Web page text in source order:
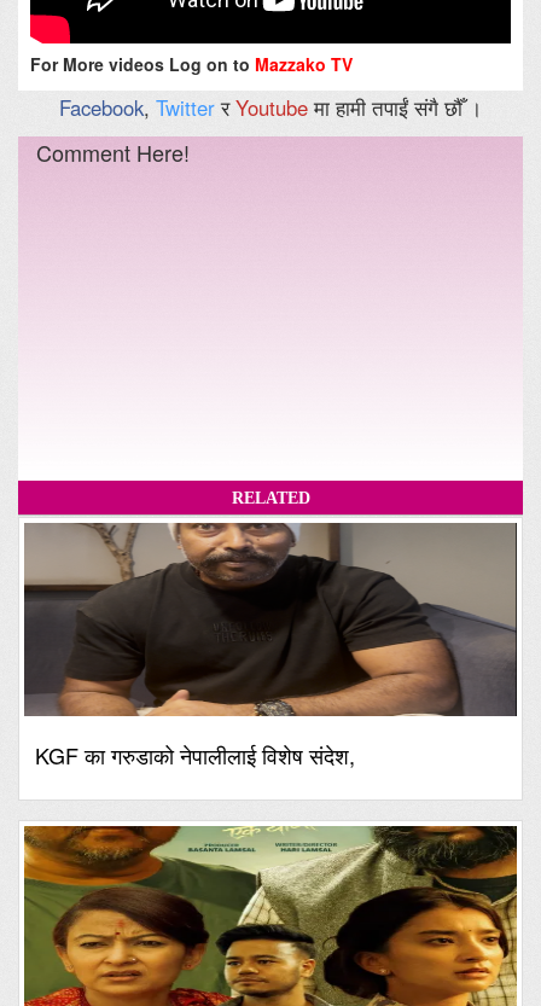
For More videos Log on to Mazzako TV
Facebook, TwitterरYoutubeमा हामी तपाईं संगै छौँ ।
Comment Here!
RELATED
KGF का गरुडाको नेपालीलाई विशेष संदेश,